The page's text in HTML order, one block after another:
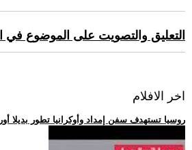
التعليق والتصويت على الموضوع في
اخر الافلام
.. روسيا تستهدف سفن إمداد وأوكرانيا تطور بديلا